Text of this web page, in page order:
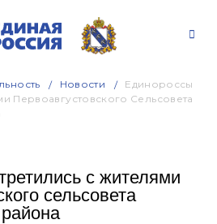
Новости
Единороссы
Первоавгустовского Сельсовета
с жителями
сельсовета